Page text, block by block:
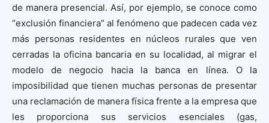
de manera presencial. Así, por ejemplo, se conoce como
“exclusión financiera” al fenómeno que padecen cada vez
más personas residentes en núcleos rurales que ven
cerradas la oficina bancaria en su localidad, al migrar el
modelo de negocio hacia la banca en línea. O la
imposibilidad que tienen muchas personas de presentar
una reclamación de manera física frente a la empresa que
les proporciona sus servicios esenciales (gas,